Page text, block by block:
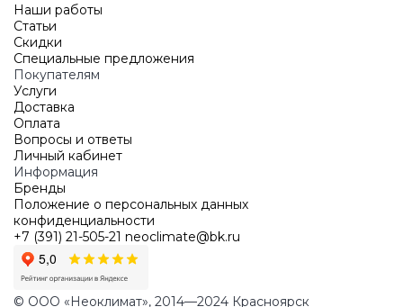
Наши работы
Статьи
Скидки
Специальные предложения
Покупателям
Услуги
Доставка
Оплата
Вопросы и ответы
Личный кабинет
Информация
Бренды
Положение о персональных данных
конфиденциальности
+7 (391) 21-505-21 neoclimate@bk.ru
© ООО «Неоклимат», 2014—2024 Красноярск